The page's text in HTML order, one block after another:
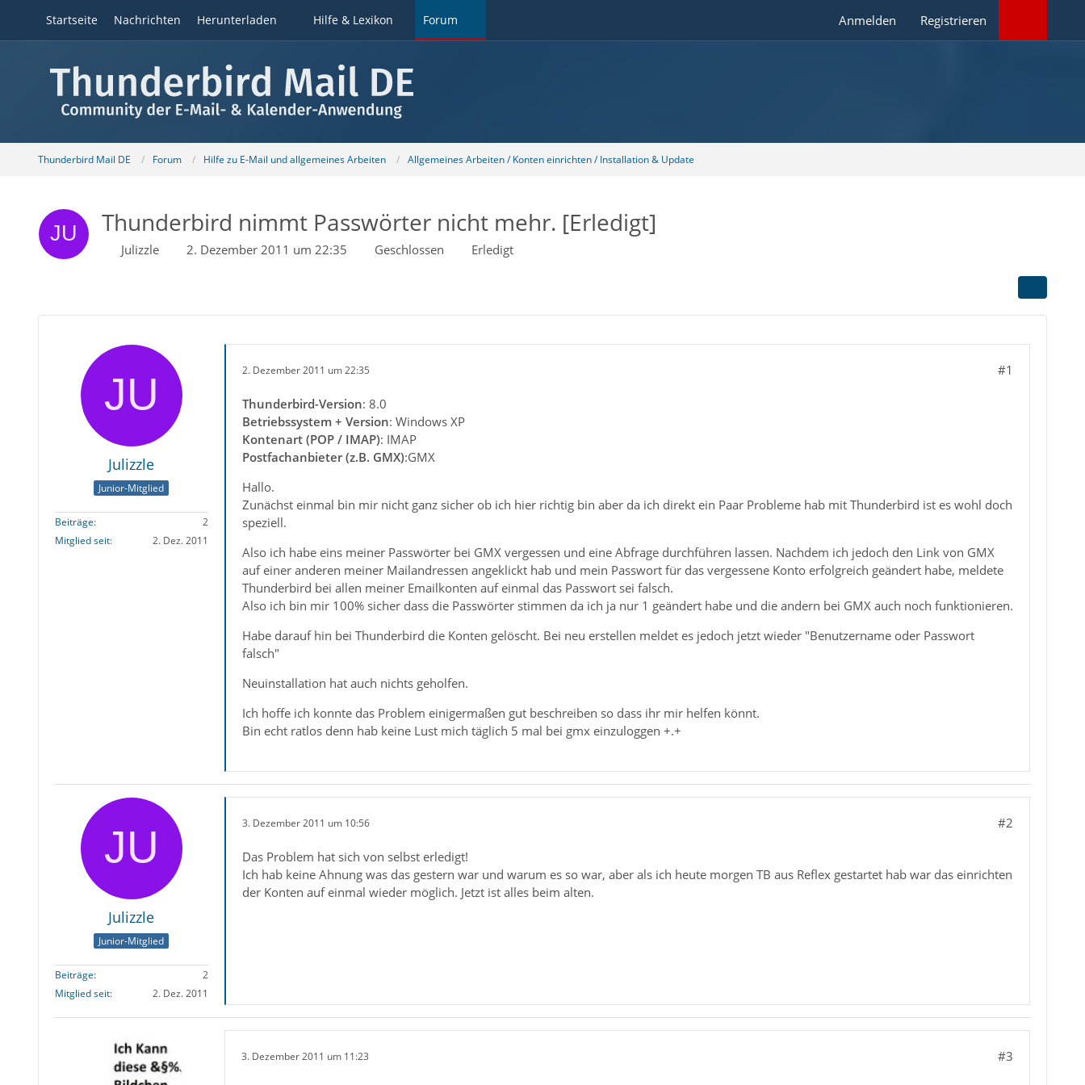
Startseite Nachrichten Herunterladen Hilfe & Lexikon Forum Anmelden Registrieren
Thunderbird Mail DE Forum Hilfe zu E-Mail und allgemeines Arbeiten Allgemeines Arbeiten / Konten einrichten / Installation & Update
Thunderbird nimmt Passwörter nicht mehr. [Erledigt]
Julizzle 2. Dezember 2011 um 22:35 Geschlossen Erledigt
Julizzle
Junior-Mitglied
Beiträge
2
Mitglied seit
2. Dez. 2011
2. Dezember 2011 um 22:35 #1
Thunderbird-Version: 8.0
Betriebssystem + Version: Windows XP
Kontenart (POP / IMAP): IMAP
Postfachanbieter (z.B. GMX):GMX
Hallo.
Zunächst einmal bin mir nicht ganz sicher ob ich hier richtig bin aber da ich direkt ein Paar Probleme hab mit Thunderbird ist es wohl doch
speziell.
Also ich habe eins meiner Passwörter bei GMX vergessen und eine Abfrage durchführen lassen. Nachdem ich jedoch den Link von GMX
auf einer anderen meiner Mailandressen angeklickt hab und mein Passwort für das vergessene Konto erfolgreich geändert habe, meldete
Thunderbird bei allen meiner Emailkonten auf einmal das Passwort sei falsch.
Also ich bin mir 100% sicher dass die Passwörter stimmen da ich ja nur 1 geändert habe und die andern bei GMX auch noch funktionieren.
Habe darauf hin bei Thunderbird die Konten gelöscht. Bei neu erstellen meldet es jedoch jetzt wieder "Benutzername oder Passwort
falsch"
Neuinstallation hat auch nichts geholfen.
Ich hoffe ich konnte das Problem einigermaßen gut beschreiben so dass ihr mir helfen könnt.
Bin echt ratlos denn hab keine Lust mich täglich 5 mal bei gmx einzuloggen +.+
Julizzle
Junior-Mitglied
Beiträge
2
Mitglied seit
2. Dez. 2011
3. Dezember 2011 um 10:56 #2
Das Problem hat sich von selbst erledigt!
Ich hab keine Ahnung was das gestern war und warum es so war, aber als ich heute morgen TB aus Reflex gestartet hab war das einrichten
der Konten auf einmal wieder möglich. Jetzt ist alles beim alten.
3. Dezember 2011 um 11:23 #3